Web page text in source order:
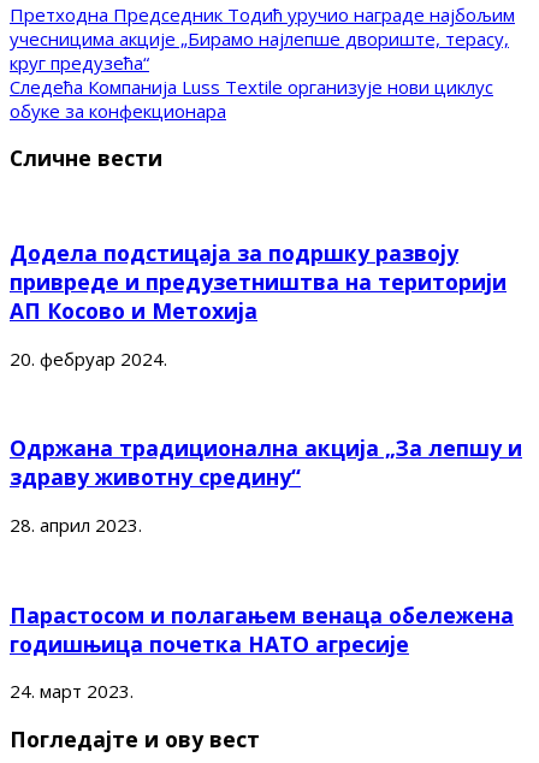
Претходна Председник Тодић уручио награде најбољим
учесницима акције „Бирамо најлепше двориште, терасу,
круг предузећа“
Следећа Компанија Luss Textile организује нови циклус
обуке за конфекционара
Сличне вести
Додела подстицаја за подршку развоју
привреде и предузетништва на територији
АП Косово и Метохија
20. фебруар 2024.
Одржана традиционална акција „За лепшу и
здраву животну средину“
28. април 2023.
Парастосом и полагањем венаца обележена
годишњица почетка НАТО агресије
24. март 2023.
Погледајте и ову вест